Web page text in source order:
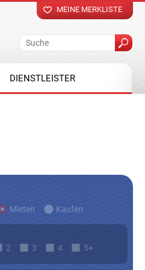
MEINE MERKLISTE
DIENSTLEISTER
Mieten Kaufen
2 3 4 5+